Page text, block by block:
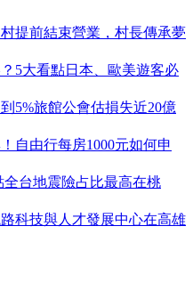
提前結束營業，村長傳承夢
5大看點日本、歐美遊客必
5%旅館公會估損失近20億
自由行每房1000元如何申
台地震險占比最高在桃
科技與人才發展中心在高雄